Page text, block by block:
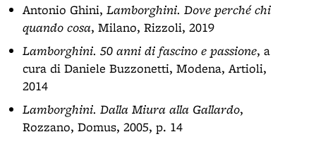
Antonio Ghini, Lamborghini. Dove perché chi
quando cosa, Milano, Rizzoli, 2019
Lamborghini. 50 anni di fascino e passione, a
cura di Daniele Buzzonetti, Modena, Artioli,
2014
Lamborghini. Dalla Miura alla Gallardo,
Rozzano, Domus, 2005, p. 14